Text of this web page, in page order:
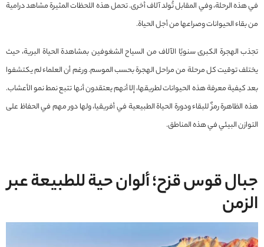
في هذه الرحلة، وفي المقابل تُولد آلاف أخرى. تحمل هذه اللحظات المثيرة مشاهد درامية
من بقاء الحيوانات وصراعها من أجل الحياة.
تجذب الهجرة الكبرى سنويًا الآلاف من السياح الشغوفين بمشاهدة الحياة البرية، حيث
يختلف توقيت كل مرحلة من مراحل الهجرة بحسب الموسم. ورغم أن العلماء لم يكتشفوا
بعد كيفية معرفة هذه الحيوانات لطريقها، إلا أنهم يعتقدون أنها تتبع نمط نمو الأعشاب.
هذه الظاهرة رمزٌ للبقاء ودورة الحياة الطبيعية في أفريقيا، ولها دور مهم في الحفاظ على
التوازن البيئي في هذه المناطق.
جبال قوس قزح؛ ألوان حية للطبيعة عبر
الزمن